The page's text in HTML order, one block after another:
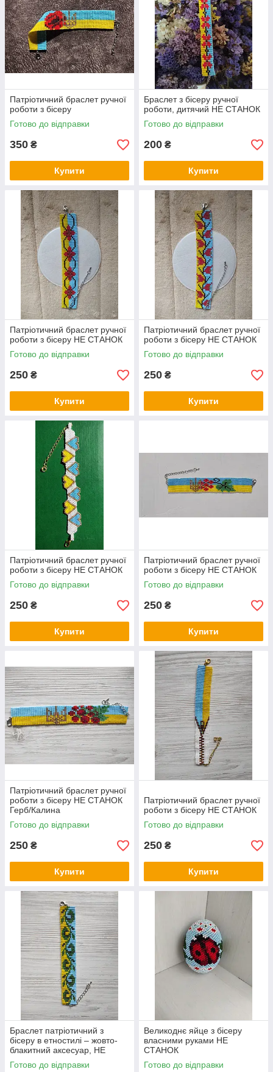
Патріотичний браслет ручної
роботи з бісеру
Готово до відправки
350 ₴
Купити
Браслет з бісеру ручної
роботи, дитячий НЕ СТАНОК
Готово до відправки
200 ₴
Купити
Патріотичний браслет ручної
роботи з бісеру НЕ СТАНОК
Готово до відправки
250 ₴
Купити
Патріотичний браслет ручної
роботи з бісеру НЕ СТАНОК
Готово до відправки
250 ₴
Купити
Патріотичний браслет ручної
роботи з бісеру НЕ СТАНОК
Готово до відправки
250 ₴
Купити
Патріотичний браслет ручної
роботи з бісеру НЕ СТАНОК
Готово до відправки
250 ₴
Купити
Патріотичний браслет ручної
роботи з бісеру НЕ СТАНОК
Герб/Калина
Готово до відправки
250 ₴
Купити
Патріотичний браслет ручної
роботи з бісеру НЕ СТАНОК
Готово до відправки
250 ₴
Купити
Браслет патріотичний з
бісеру в етностилі – жовто-
блакитний аксесуар, НЕ
СТАНОК
Готово до відправки
Великоднє яйце з бісеру
власними руками НЕ
СТАНОК
Готово до відправки